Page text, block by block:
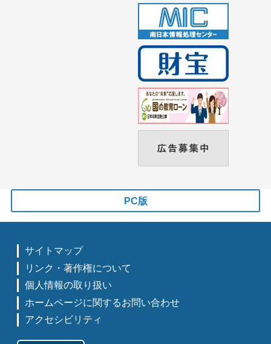
PC版
サイトマップ
リンク・著作権について
個人情報の取り扱い
ホームページに関するお問い合わせ
アクセシビリティ